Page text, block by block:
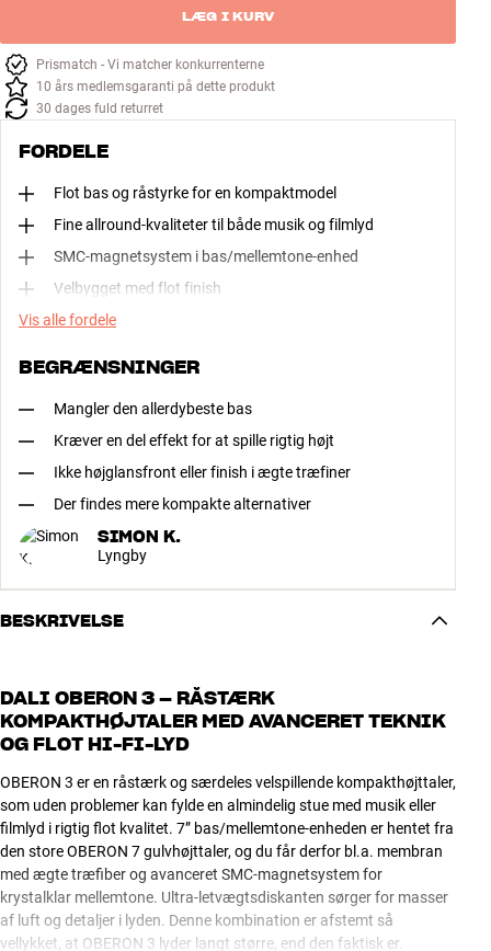
LÆG I KURV
Prismatch - Vi matcher konkurrenterne
10 års medlemsgaranti på dette produkt
30 dages fuld returret
FORDELE
Flot bas og råstyrke for en kompaktmodel
Fine allround-kvaliteter til både musik og filmlyd
SMC-magnetsystem i bas/mellemtone-enhed
Velbygget med flot finish
Vis alle fordele
BEGRÆNSNINGER
Mangler den allerdybeste bas
Kræver en del effekt for at spille rigtig højt
Ikke højglansfront eller finish i ægte træfiner
Der findes mere kompakte alternativer
SIMON K.
Lyngby
BESKRIVELSE
DALI OBERON 3 – RÅSTÆRK
KOMPAKTHØJTALER MED AVANCERET TEKNIK
OG FLOT HI-FI-LYD
OBERON 3 er en råstærk og særdeles velspillende kompakthøjttaler,
som uden problemer kan fylde en almindelig stue med musik eller
filmlyd i rigtig flot kvalitet. 7” bas/mellemtone-enheden er hentet fra
den store OBERON 7 gulvhøjttaler, og du får derfor bl.a. membran
med ægte træfiber og avanceret SMC-magnetsystem for
krystalklar mellemtone. Ultra-letvægtsdiskanten sørger for masser
af luft og detaljer i lyden. Denne kombination er afstemt så
vellykket, at OBERON 3 lyder langt større, end den faktisk er.